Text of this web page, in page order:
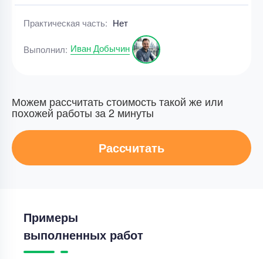
Практическая часть: Нет
Выполнил: Иван Добычин
Можем рассчитать стоимость такой же или
похожей работы за 2 минуты
Рассчитать
Примеры
выполненных работ